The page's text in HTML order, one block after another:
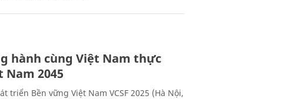
hành cùng Việt Nam thực
Nam 2045
triển Bền vững Việt Nam VCSF 2025 (Hà Nội,